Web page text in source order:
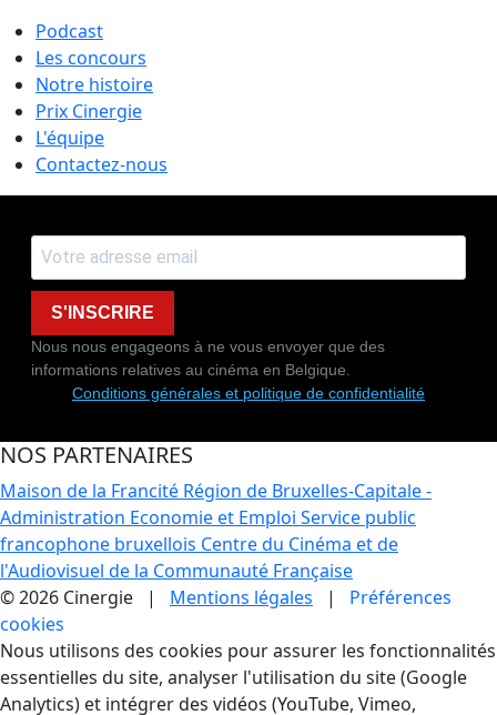
Podcast
Les concours
Notre histoire
Prix Cinergie
L'équipe
Contactez-nous
S'INSCRIRE
Nous nous engageons à ne vous envoyer que des
informations relatives au cinéma en Belgique.
Conditions générales et politique de confidentialité
NOS PARTENAIRES
Maison de la Francité Région de Bruxelles-Capitale -
Administration Economie et Emploi Service public
francophone bruxellois Centre du Cinéma et de
l'Audiovisuel de la Communauté Française
© 2026 Cinergie | Mentions légales | Préférences
cookies
Gestion des Cookies
Nous utilisons des cookies pour assurer les fonctionnalités
essentielles du site, analyser l'utilisation du site (Google
Analytics) et intégrer des vidéos (YouTube, Vimeo,